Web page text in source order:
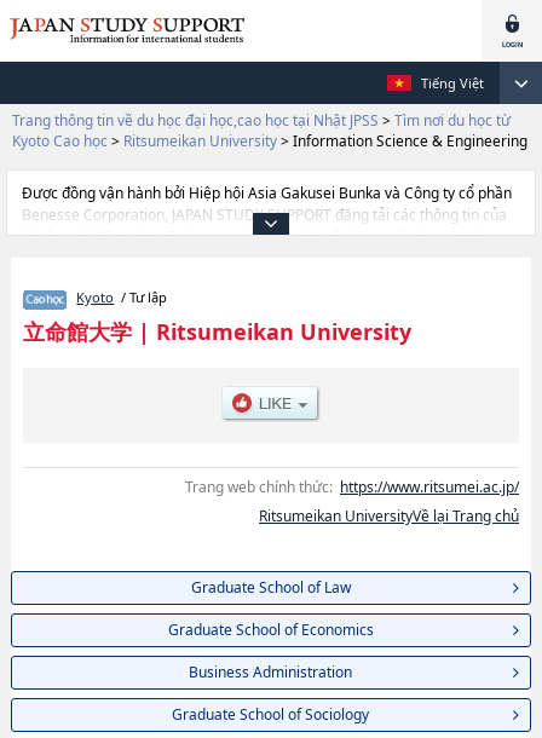
Tiếng Việt
Trang thông tin về du học đại học,cao học tại Nhật JPSS > Tìm nơi du học từ
Kyoto Cao học > Ritsumeikan University> Information Science & Engineering
Được đồng vận hành bởi Hiệp hội Asia Gakusei Bunka và Công ty cổ phần
Benesse Corporation, JAPAN STUDY SUPPORT đăng tải các thông tin của
khoảng 1.300 trường đại học, cao học, trường đại học ngắn hạn, trường
tin cần thiết dành cho du học sinh, như là về các Graduate School of
LawhoặcGraduate School of EconomicshoặcBusiness
AdministrationhoặcGraduate School of SociologyhoặcGraduate School of
School of International RelationshoặcGraduate School of Policy
sciencehoặcGraduate School of Human SciencehoặcGraduate shcool of
of Technology Management hoặcGraduate school of
ManagementhoặcImage ArtshoặcSport and Health
SciencehoặcInformation Science & EngineeringhoặcGraduate School of
liên quan đến thi tuyển như số lượng tuyển sinh, số lượng trúng tuyển, cở
sở trang thiết bị, hướng dẫn địa điểm v.v...
Kyoto / Tư lập
立命館大学| Ritsumeikan University
Trang web chính thức: https://www.ritsumei.ac.jp/
Ritsumeikan UniversityVề lại Trang chủ
Graduate School of Law
Graduate School of Economics
Business Administration
Graduate School of Sociology